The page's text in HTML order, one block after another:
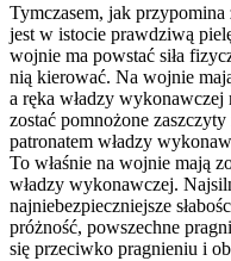
Tymczasem, jak przypomina
jest w istocie prawdziwą
wojnie ma powstać siła
nią kierować. Na wojnie
a ręka władzy
zostać pomnożone
patronatem władzy
To właśnie na wojnie mają
władzy wykonawczej.
najniebezpieczniejsze
próżność, powszechne
się przeciwko pragnieniu i